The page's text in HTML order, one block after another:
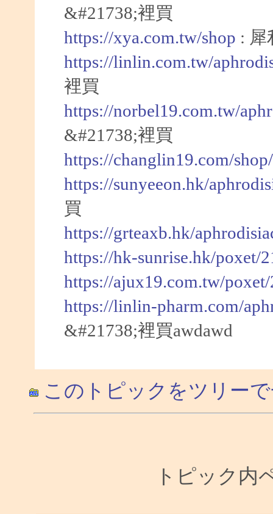
&#21738;裡買
https://xya.com.tw/shop : 犀
https://linlin.com.tw/
裡買
https://norbel19.com.tw/
&#21738;裡買
https://changlin19.com/
https://sunyeeon.hk/
買
https://grteaxb.hk/
https://hk-sunrise.hk/poxet/
https://ajux19.com.tw/
https://linlin-pharm.com/
&#21738;裡買awdawd
このトピックをツリー
トピック内